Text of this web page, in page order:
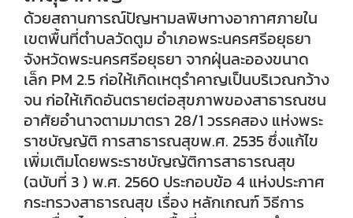
ด้วยสถานการณ์ปัญหามลพิษทางอากาศภายใน
เขตพื้นที่ตำบลวัดตูม อำเภอพระนครศรีอยุธยา
จังหวัดพระนครศรีอยุธยา จากฝุ่นละอองขนาด
เล็ก PM 2.5 ก่อให้เกิดเหตุรำคาญเป็นบริเวณกว้าง
จน ก่อให้เกิดอันตรายต่อสุขภาพของสาธารณชน
อาศัยอำนาจตามมาตรา 28/1 วรรคสอง แห่งพระ
ราชบัญญัติ การสาธารณสุขพ.ศ. 2535 ซึ่งแก้ไข
เพิ่มเติมโดยพระราชบัญญัติการสาธารณสุข
(ฉบับที่ 3 ) พ.ศ. 2560 ประกอบข้อ 4 แห่งประกาศ
กระทรวงสาธารณสุข เรื่อง หลักเกณฑ์ วิธีการ